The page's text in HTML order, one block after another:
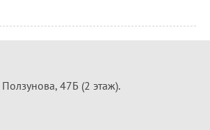
Ползунова, 47Б (2 этаж).